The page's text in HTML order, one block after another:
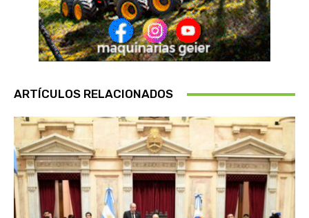
ARTÍCULOS RELACIONADOS